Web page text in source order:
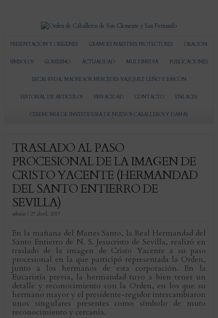
PRESENTACIÓN Y ORÍGENES GRANDES MAESTRES PROTECTORES ORACIÓN
SÍMBOLOS GOBIERNO ACTUALIDAD MULTIMEDIA PUBLICACIONES
BECAS RVDA. MADRE SOR MERCEDES VAZQUEZ LEÑO Y BASCÓN
HISTORIAL DE ARTICULOS PRIVACIDAD CONTACTO ENLACES
CEREMONIA DE INVESTIDURA DE NUEVOS CABALLEROS Y DAMAS
TRASLADO AL PASO
PROCESIONAL DE LA IMAGEN DE
CRISTO YACENTE (HERMANDAD
DEL SANTO ENTIERRO DE
SEVILLA)
admin | 27 abril, 2017
En la mañana del Martes Santo, la Real Hermandad del
Santo Entierro de N. S. Jesucristo de Sevilla, realizó en
traslado de la imagen de Cristo Yacente a su paso
procesional en la que participó representada la Orden,
junto a los hermanos de esta corporación. En la
Eucaristía previa, la hermandad tuvo a bien tener un
detalle y reconocimiento con la Orden, en los que su
hermano mayor y el presidente-regidor intercambiaron
unos singulares presentes como símbolo de muto
reconocimiento y cercanía.